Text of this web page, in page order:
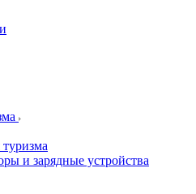
и зарядные устройства